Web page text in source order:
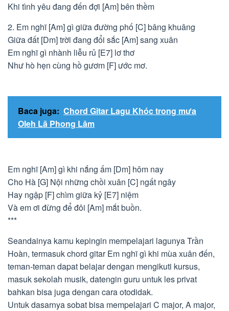
Khi tình yêu đang đến đợi [Am] bên thềm
2. Em nghĩ [Am] gì giữa đường phố [C] bâng khuâng
Giữa đất [Dm] trời đang đổi sắc [Am] sang xuân
Em nghĩ gì nhành liễu rủ [E7] lơ thơ
Như hò hẹn cùng hồ gươm [F] ước mơ.
Baca juga: Chord Gitar Lagu Khóc trong mưa
Oleh Lã Phong Lâm
Em nghĩ [Am] gì khi nắng ấm [Dm] hôm nay
Cho Hà [G] Nội những chồi xuân [C] ngất ngây
Hay ngập [F] chìm giữa kỷ [E7] niệm
Và em ơi đừng để đôi [Am] mắt buồn.
***
Seandainya kamu kepingin mempelajari lagunya Trần
Hoàn, termasuk chord gitar Em nghĩ gì khi mùa xuân đến,
teman-teman dapat belajar dengan mengikuti kursus,
masuk sekolah musik, datengin guru untuk les privat
bahkan bisa juga dengan cara otodidak.
Untuk dasarnya sobat bisa mempelajari C major, A major,